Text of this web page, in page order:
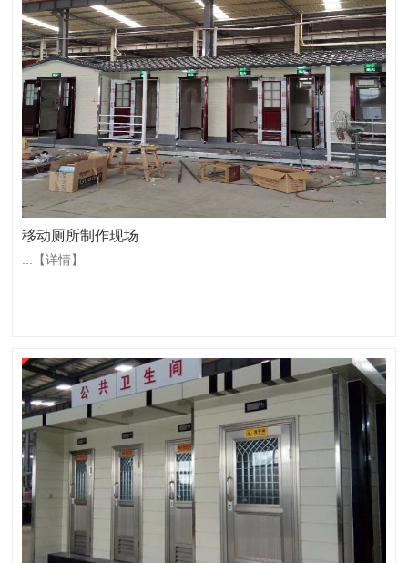
移动厕所制作现场
【详情】